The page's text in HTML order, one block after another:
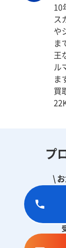
10
ス
や
ま
王
ル
ま
買
プ
\